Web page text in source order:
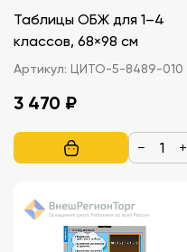
Таблицы ОБЖ для 1–4
классов, 68×98 см
Артикул: ЦИТО-5-8489-010
3 470 ₽
− +